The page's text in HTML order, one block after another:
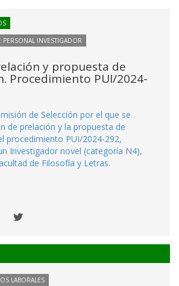
INVESTIGADOR
y propuesta de
Procedimiento PUI/2024-
de Selección por el que se
de prelación y la propuesta de
procedimiento PUI/2024-292,
Investigador novel (categoría N4),
de Filosofía y Letras.
LABORALES